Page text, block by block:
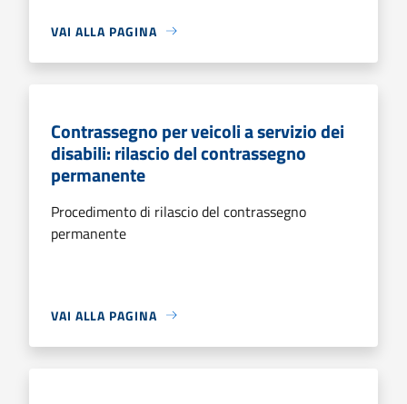
VAI ALLA PAGINA
Contrassegno per veicoli a servizio dei
disabili: rilascio del contrassegno
permanente
Procedimento di rilascio del contrassegno
permanente
VAI ALLA PAGINA